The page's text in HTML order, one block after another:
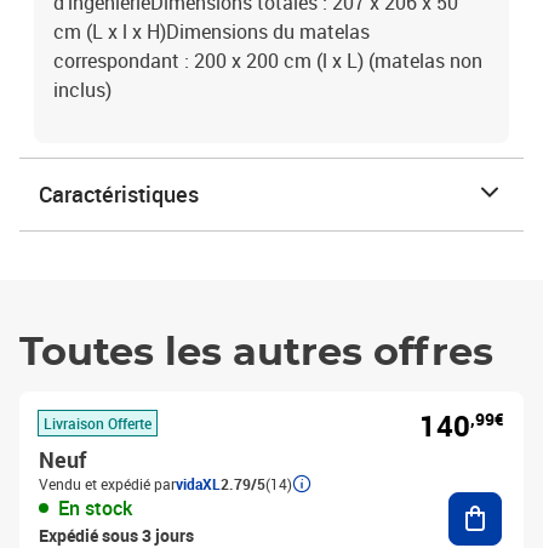
cm (L x l x H)Dimensions du matelas
correspondant : 200 x 200 cm (l x L) (matelas non
inclus)
Caractéristiques
Toutes les autres offres
Livraison Offerte
Neuf
Vendu et expédié parvidaXL 2.79/5(14)
En stock
Expédié sous 3 jours
140,99€